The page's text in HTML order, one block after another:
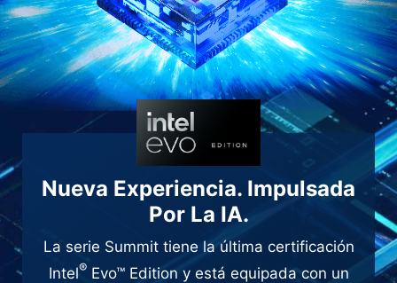
Nueva Experiencia. Impulsada
Por La IA.
La serie Summit tiene la última certificación
Intel®Evo™ Edition y está equipada con un